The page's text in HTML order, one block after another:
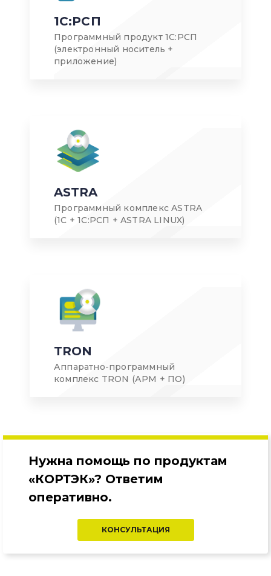
1С:РСП
Программный продукт 1С:РСП
(электронный носитель +
приложение)
ASTRA
Программный комплекс ASTRA
(1С + 1С:РСП + ASTRA LINUX)
TRON
Аппаратно-программный
комплекс TRON (АРМ + ПО)
Нужна помощь по продуктам
«КОРТЭК»? Ответим
оперативно.
КОНСУЛЬТАЦИЯ